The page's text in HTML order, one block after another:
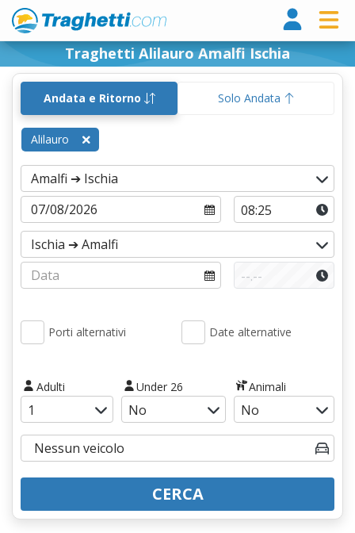
Traghetti Alilauro Amalfi Ischia
Andata e Ritorno Solo Andata
Alilauro
Porti alternativi Date alternative
Adulti Under 26 Animali
CERCA